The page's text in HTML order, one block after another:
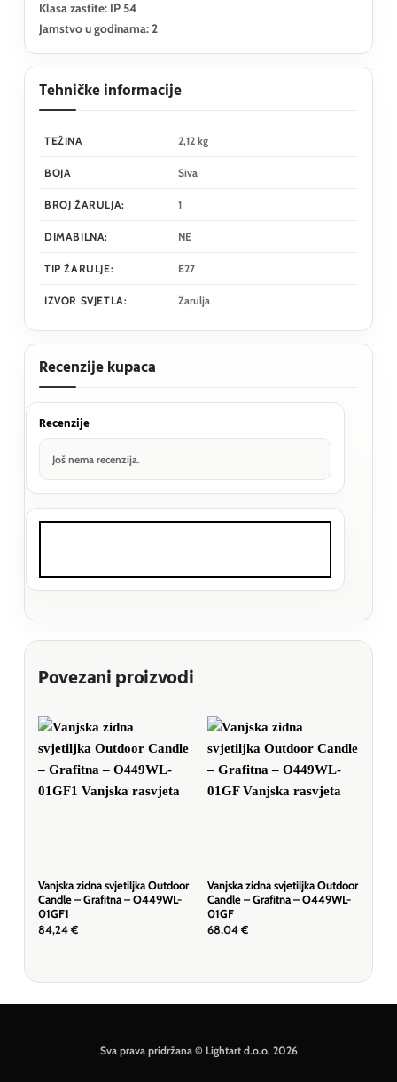
Klasa zastite: IP 54
Jamstvo u godinama: 2
Tehničke informacije
TEŽINA 2,12 kg
BOJA Siva
BROJ ŽARULJA: 1
DIMABILNA: NE
TIP ŽARULJE: E27
IZVOR SVJETLA: Žarulja
Recenzije kupaca
Recenzije
Još nema recenzija.
Povezani proizvodi
Vanjska zidna svjetiljka Outdoor
Candle – Grafitna – O449WL-
01GF1
84,24 €
Vanjska zidna svjetiljka Outdoor
Candle – Grafitna – O449WL-
01GF
68,04 €
Sva prava pridržana © Lightart d.o.o. 2026